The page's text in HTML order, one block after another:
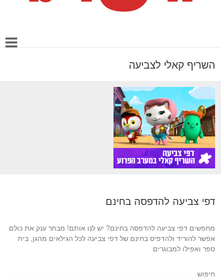
השריף קאלי לצביעה
דפי צביעה להדפסה בחינם
מחפשים דפי צביעה להדפסה בחינם? יש לנו אותם! מבחר ענק את כולם
אפשר להוריד ולהדפיס בחינם של דפי צביעה לכל הגילאים מהגן, בית
ספר ואפילו למבוגרים
חיפוש